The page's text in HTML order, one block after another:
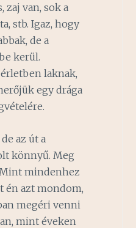
zaj van, sok a
stb. Igaz, hogy
de a
kerül.
laknak,
egy drága
az út a
könnyű. Meg
mindenhez
én azt mondom,
megéri venni
mint éveken